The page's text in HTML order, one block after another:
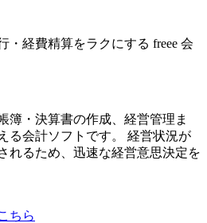
・経費精算をラクにする freee 会
簿・決算書の作成、経営管理ま
る会計ソフトです。 経営状況が
れるため、迅速な経営意思決定を
ちら